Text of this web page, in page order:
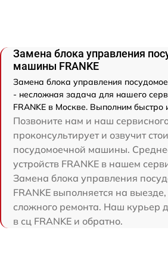
Замена блока управления
машины FRANKE
Замена блока управления
- несложная задача для нашего
FRANKE в Москве. Выполним быстро
Позвоните нам и наш
проконсультирует и озвучит
посудомоечной машины.
устройств FRANKE в нашем
Замена блока управления
FRANKE выполняется на
сложного ремонта. Наш курьер
в сц FRANKE и обратно.